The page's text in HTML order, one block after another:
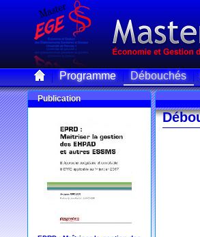
Programme Débouchés
Publication